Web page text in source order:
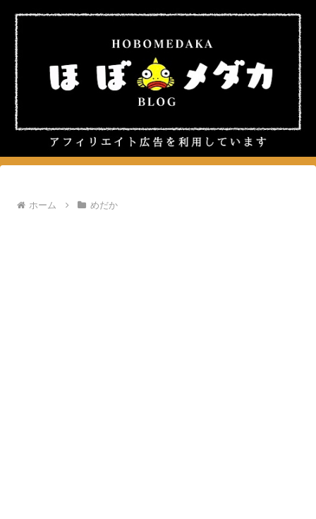
ホーム めだか